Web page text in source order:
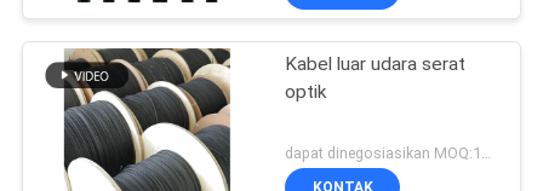
Kabel luar udara serat
optik
KONTAK